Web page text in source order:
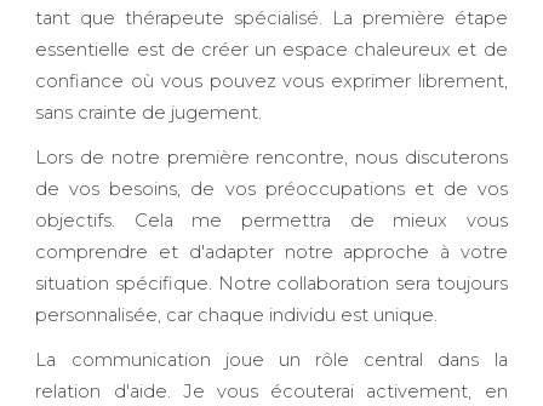
tant que thérapeute spécialisé. La première étape
essentielle est de créer un espace chaleureux et de
confiance où vous pouvez vous exprimer librement,
sans crainte de jugement.
Lors de notre première rencontre, nous discuterons
de vos besoins, de vos préoccupations et de vos
objectifs. Cela me permettra de mieux vous
comprendre et d'adapter notre approche à votre
situation spécifique. Notre collaboration sera toujours
personnalisée, car chaque individu est unique.
La communication joue un rôle central dans la
relation d'aide. Je vous écouterai activement, en